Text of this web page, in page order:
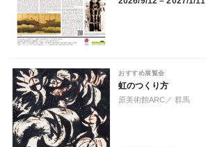
おすすめ展覧会
虹のつくり方
原美術館ARC ／ 群馬